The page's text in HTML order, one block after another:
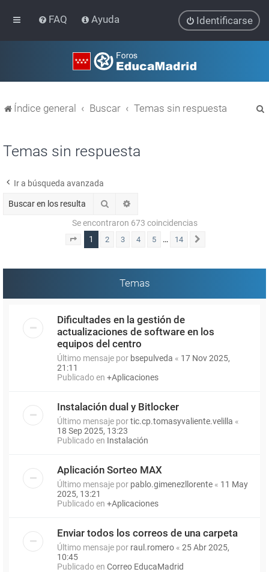
FAQ Ayuda Identificarse
Índice general Buscar Temas sin respuesta
Temas sin respuesta
Ir a búsqueda avanzada
Buscar
Se encontraron 673 coincidencias
Página 1de 14
1 2 3 4 5 … 14
Temas
Dificultades en la gestión de
actualizaciones de software en los
equipos del centro
Último mensaje por bsepulveda « 17 Nov 2025,
21:11
Publicado en +Aplicaciones
Instalación dual y Bitlocker
Último mensaje portic.cp.tomasyvaliente.velilla «
18 Sep 2025, 13:23
Publicado en Instalación
Aplicación Sorteo MAX
Último mensaje por pablo.gimenezllorente « 11 May
2025, 13:21
Publicado en +Aplicaciones
Enviar todos los correos de una carpeta
Último mensaje por raul.romero « 25 Abr 2025,
10:45
Publicado en Correo EducaMadrid